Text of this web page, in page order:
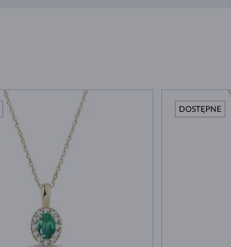
DOSTĘPNE